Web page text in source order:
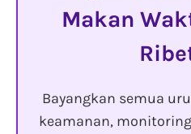
Makan
Bayangkan semua
keamanan,